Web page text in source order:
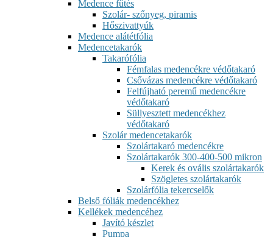
Medence fűtés
Szolár- szőnyeg, piramis
Hőszivattyúk
Medence alátétfólia
Medencetakarók
Takarófólia
Fémfalas medencékre védőtakaró
Csővázas medencékre védőtakaró
Felfújható peremű medencékre
védőtakaró
Süllyesztett medencékhez
védőtakaró
Szolár medencetakarók
Szolártakaró medencékre
Szolártakarók 300-400-500 mikron
Kerek és ovális szolártakarók
Szögletes szolártakarók
Szolárfólia tekercselők
Belső fóliák medencékhez
Kellékek medencéhez
Javító készlet
Pumpa